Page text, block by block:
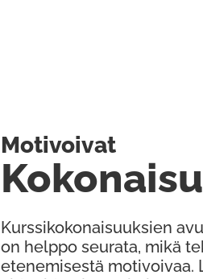
Kurssikokonaisuuksien
on helppo seurata, mikä
etenemisestä motivoivaa.
Motivoivat